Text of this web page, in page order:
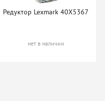
Редуктор Lexmark 40X5367
нет в наличии